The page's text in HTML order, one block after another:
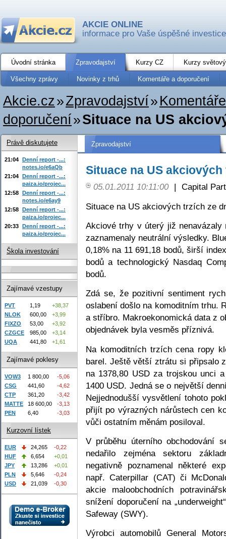
AKCIE ONLINE
informace pro Vaše úspěšné investice
Úvodní stránka Zpravodajství Kurzy CZ Kurzy
Všechny zprávy Novinky z trhů Komentáře a doporučení
Akcie.cz»Zpravodajství»
doporučení»Situace na US
Zpravodajství
Situace na US akciových
05.01.2011 10:11:00 | Capital
Situace na US akciových trzích ze
Akciové trhy v úterý již nenavázaly
zaznamenaly neutrální výsledky.
0,18% na 11 691,18 bodů, širší
bodů a technologický Nasdaq
bodů.
Zdá se, že pozitivní sentiment
oslabení došlo na komoditním trhu.
a stříbro. Makroekonomická data z
objednávek byla vesměs příznivá.
Na komoditních trzích cena ropy
barel. Ještě větší ztrátu si připsalo
na 1378,80 USD za trojskou unci
1400 USD. Jedná se o největší
Nejjednodušší vysvětlení tohoto
přijít po výrazných nárůstech cen
vůči ostatním měnám posiloval.
V průběhu úterního obchodování
nedařilo zejména sektoru
negativně poznamenal některé
např. Caterpillar (CAT) či
akcie maloobchodních
snížení doporučení na
Safeway (SWY).
Výrobci automobilů General
Právě diskutujete
21:04 Denní report -...:
notes.io/e6aQb
21:04 Denní report -...:
paiza.io/projec...
12:58 Denní report -...:
notes.io/e6ay9
12:58 Denní report -...:
paiza.io/projec...
20:33 Denní report -...:
paiza.io/projec...
Škola investování
Zajímavé vzestupy
PVT 1,19
+38,37
NLOK
600,00
+3,99
FIXZO
53,00
+3,92
CZGCE
985,00
+3,14
UQA
441,80 +1,61
Zajímavé poklesy
VOW3 1 800,00
-5,06
CSG
441,60
-4,62
CTP
361,20
-3,42
MATTE
18 600,00
-3,13
PEN
6,40 -3,03
Kurzovní lístek
EUR 24,265
-0,22
HUF
6,654
+0,01
JPY
13,286
+0,01
PLN
5,646
-0,24
USD
21,039 -0,30